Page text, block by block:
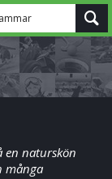
en naturskön
många